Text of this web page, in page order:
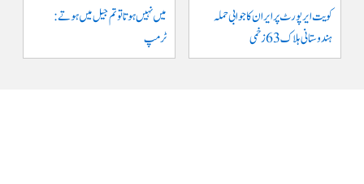
کویت ایر پورٹ پر ایران کا جوابی حملہ
ہندوستانی ہلاک 63 زخمی
میں نہیں ہوتا تو تم جیل میں ہوتے :
ٹرمپ